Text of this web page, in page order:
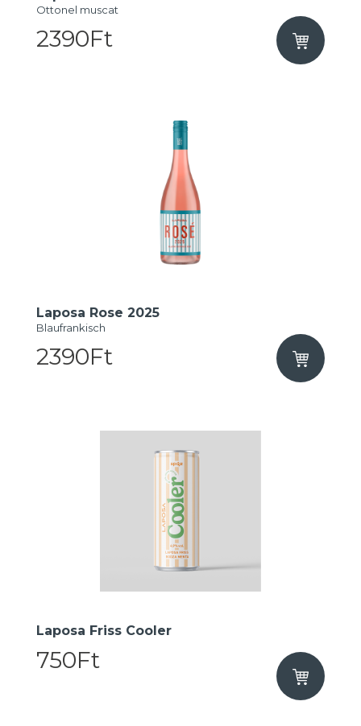
Ottonel muscat
2390Ft
Laposa Rose 2025
Blaufrankisch
2390Ft
Laposa Friss Cooler
750Ft